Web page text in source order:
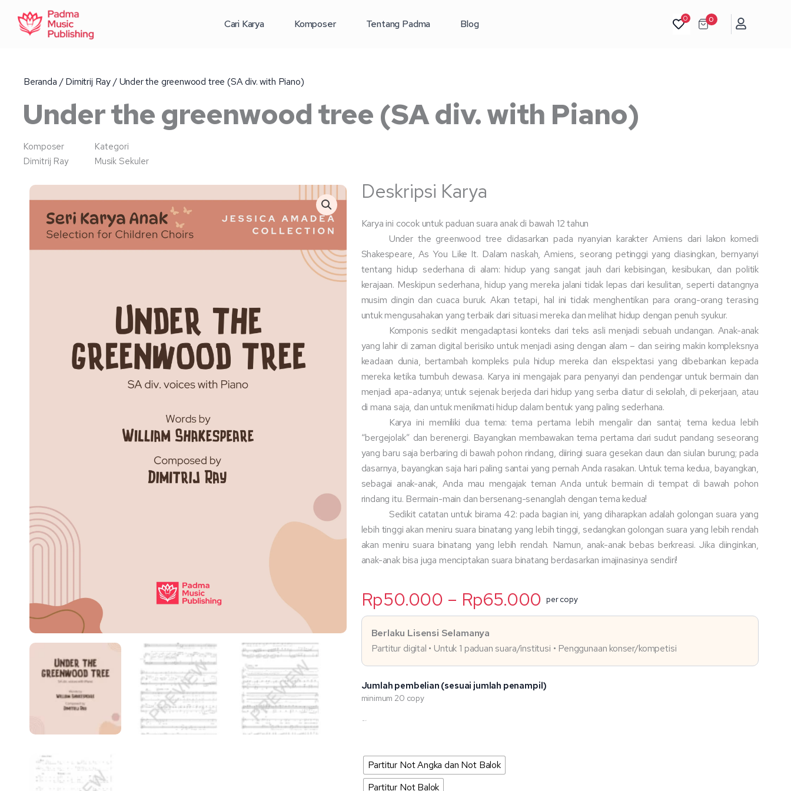
Cari Karya Komposer Tentang Padma Blog 0 0
Beranda /Dimitrij Ray/ Under the greenwood tree (SA div. with Piano)
Under the greenwood tree (SA div. with Piano)
Komposer
Dimitrij Ray
Kategori
Musik Sekuler
Deskripsi Karya
Karya ini cocok untuk paduan suara anak di bawah 12 tahun
Under the greenwood tree didasarkan pada nyanyian karakter Amiens dari lakon komedi
Shakespeare, As You Like It. Dalam naskah, Amiens, seorang petinggi yang diasingkan, bernyanyi
tentang hidup sederhana di alam: hidup yang sangat jauh dari kebisingan, kesibukan, dan politik
kerajaan. Meskipun sederhana, hidup yang mereka jalani tidak lepas dari kesulitan, seperti datangnya
musim dingin dan cuaca buruk. Akan tetapi, hal ini tidak menghentikan para orang-orang terasing
untuk mengusahakan yang terbaik dari situasi mereka dan melihat hidup dengan penuh syukur.
Komponis sedikit mengadaptasi konteks dari teks asli menjadi sebuah undangan. Anak-anak
yang lahir di zaman digital berisiko untuk menjadi asing dengan alam – dan seiring makin kompleksnya
keadaan dunia, bertambah kompleks pula hidup mereka dan ekspektasi yang dibebankan kepada
mereka ketika tumbuh dewasa. Karya ini mengajak para penyanyi dan pendengar untuk bermain dan
menjadi apa-adanya; untuk sejenak berjeda dari hidup yang serba diatur di sekolah, di pekerjaan, atau
di mana saja, dan untuk menikmati hidup dalam bentuk yang paling sederhana.
Karya ini memiliki dua tema: tema pertama lebih mengalir dan santai; tema kedua lebih
“bergejolak” dan berenergi. Bayangkan membawakan tema pertama dari sudut pandang seseorang
yang baru saja berbaring di bawah pohon rindang, diiringi suara gesekan daun dan siulan burung; pada
dasarnya, bayangkan saja hari paling santai yang pernah Anda rasakan. Untuk tema kedua, bayangkan,
sebagai anak-anak, Anda mau mengajak teman Anda untuk bermain di tempat di bawah pohon
rindang itu. Bermain-main dan bersenang-senanglah dengan tema kedua!
Sedikit catatan untuk birama 42: pada bagian ini, yang diharapkan adalah golongan suara yang
lebih tinggi akan meniru suara binatang yang lebih tinggi, sedangkan golongan suara yang lebih rendah
akan meniru suara binatang yang lebih rendah. Namun, anak-anak bebas berkreasi. Jika diinginkan,
anak-anak bisa juga menciptakan suara binatang berdasarkan imajinasinya sendiri!
Rp50.000 – Rp65.000 Rentang
harga:
hingga
Rp65.000
per copy
Berlaku Lisensi Selamanya
Partitur digital • Untuk 1 paduan suara/institusi • Penggunaan konser/kompetisi
Jumlah pembelian (sesuai jumlah penampil)
minimum 20 copy
Partitur Not Angka dan Not Balok
Partitur Not Balok
Kuantitas
greenwood
tree
hingga
Rp65.000